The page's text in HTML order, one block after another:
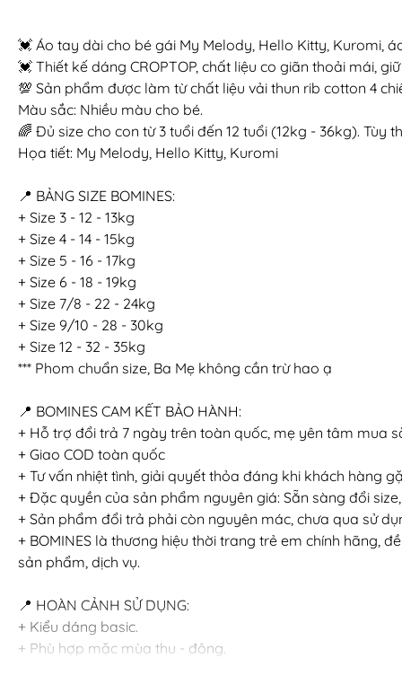
💓 Áo tay dài cho bé gái My Melody, Hello Kitty, Kuromi,
💓 Thiết kế dáng CROPTOP, chất liệu co giãn thoải mái,
💯 Sản phẩm được làm từ chất liệu vải thun rib cotton 4
Màu sắc: Nhiều màu cho bé.
🌈 Đủ size cho con từ 3 tuổi đến 12 tuổi (12kg - 36kg).
Họa tiết: My Melody, Hello Kitty, Kuromi
📍 BẢNG SIZE BOMINES:
+ Size 3 - 12 - 13kg
+ Size 4 - 14 - 15kg
+ Size 5 - 16 - 17kg
+ Size 6 - 18 - 19kg
+ Size 7/8 - 22 - 24kg
+ Size 9/10 - 28 - 30kg
+ Size 12 - 32 - 35kg
*** Phom chuẩn size, Ba Mẹ không cần trừ hao ạ
📍 BOMINES CAM KẾT BẢO HÀNH:
+ Hỗ trợ đổi trả 7 ngày trên toàn quốc, mẹ yên tâm mua
+ Giao COD toàn quốc
+ Tư vấn nhiệt tình, giải quyết thỏa đáng khi khách hàng
+ Đặc quyền của sản phẩm nguyên giá: Sẵn sàng đổi
+ Sản phẩm đổi trả phải còn nguyên mác, chưa qua sử
+ BOMINES là thương hiệu thời trang trẻ em chính hãng,
sản phẩm, dịch vụ.
📍 HOÀN CẢNH SỬ DỤNG:
+ Kiểu dáng basic.
+ Phù hợp mặc mùa thu - đông.